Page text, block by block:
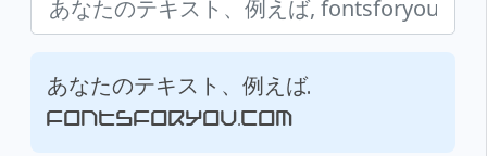
あなたのテキスト、例えば,
fontsforyou.com